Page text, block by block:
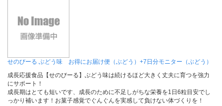
せのびーる ぶどう味 お得にお届け便（ぶどう）+7日分モニター（ぶどう）
成長応援食品【せのびーる】ぶどう味は続けるほど大きく丈夫に育つを強力
にサポート！
成長期はとても短いです、成長のために不足しがちな栄養を1日6粒目安でし
っかり補います！お菓子感覚でぐんぐんを実感して負けない体づくりを！